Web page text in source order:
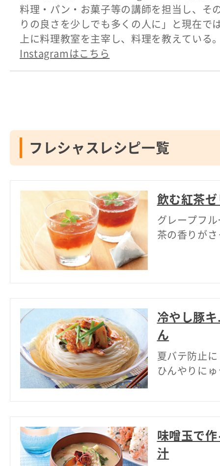
料理・パン・お菓子等の講師を担当し、そ
りの良さを少しでも多くの人に」と現在で
上に料理教室を主宰し、料理を教えている
Instagramはこちら
フレシャスレシピ一覧
飲む紅茶ゼ
グレープフ
茶の香りが
冷やし豚
ん
夏バテ防止
ひんやりに
味噌玉で
汁